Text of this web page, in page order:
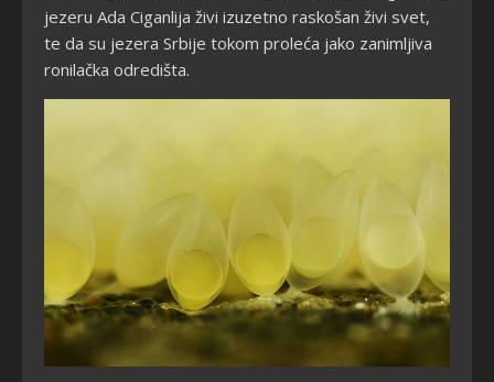
jezeru Ada Ciganlija živi izuzetno raskošan živi svet,
te da su jezera Srbije tokom proleća jako zanimljiva
ronilačka odredišta.